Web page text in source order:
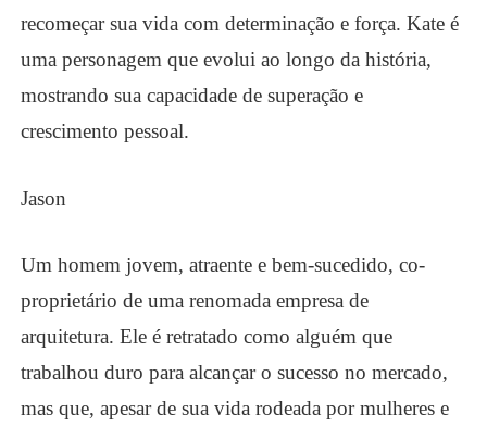
recomeçar sua vida com determinação e força. Kate é
uma personagem que evolui ao longo da história,
mostrando sua capacidade de superação e
crescimento pessoal.
Jason
Um homem jovem, atraente e bem-sucedido, co-
proprietário de uma renomada empresa de
arquitetura. Ele é retratado como alguém que
trabalhou duro para alcançar o sucesso no mercado,
mas que, apesar de sua vida rodeada por mulheres e